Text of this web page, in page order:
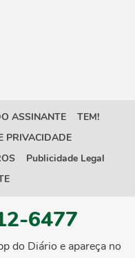
ASSINANTE
TEM!
PRIVACIDADE
Publicidade Legal
6477
do Diário e apareça no